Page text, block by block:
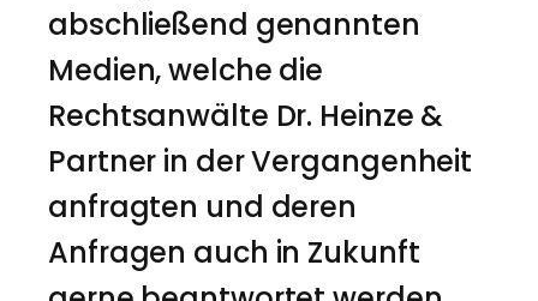
abschließend genannten
Medien, welche die
Rechtsanwälte Dr. Heinze &
Partner in der Vergangenheit
anfragten und deren
Anfragen auch in Zukunft